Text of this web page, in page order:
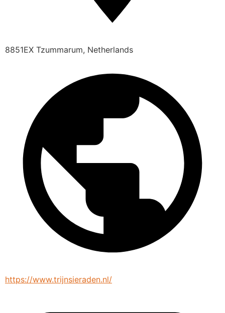
8851EX Tzummarum, Netherlands
https://www.trijnsieraden.nl/